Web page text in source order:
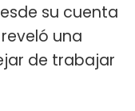
su cuenta
una
de trabajar